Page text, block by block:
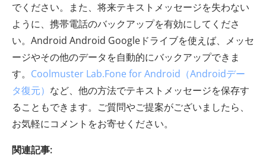
でください。また、将来テキストメッセージを失わない
ように、携帯電話のバックアップを有効にしてくださ
い。Android Android Googleドライブを使えば、メッセ
ージやその他のデータを自動的にバックアップできま
す。 Coolmuster Lab.Fone for Android（Androidデー
タ復元） など、他の方法でテキストメッセージを保存す
ることもできます。ご質問やご提案がございましたら、
お気軽にコメントをお寄せください。
関連記事: